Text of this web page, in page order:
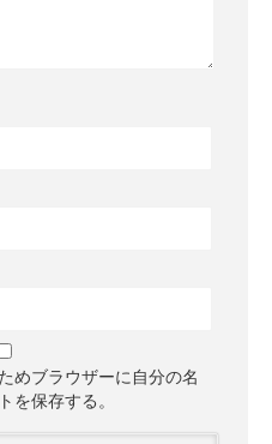
めブラウザーに自分の名
を保存する。